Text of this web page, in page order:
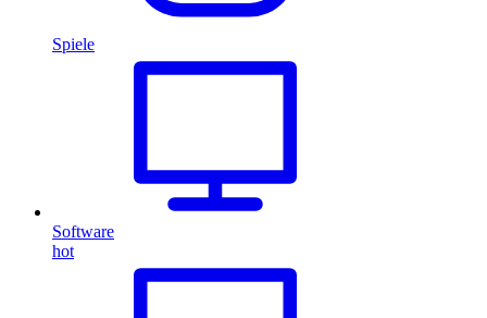
Spiele
Software
hot